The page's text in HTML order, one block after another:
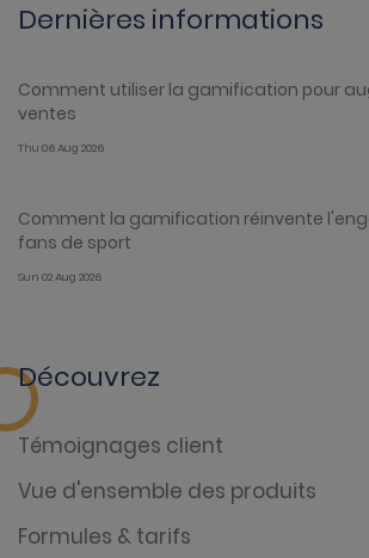
Dernières informations
Comment utiliser la gamification pour
ventes
Thu 06 Aug 2026
Comment la gamification réinvente
fans de sport
Sun 02 Aug 2026
Découvrez
Témoignages client
Vue d'ensemble des produits
Formules & tarifs